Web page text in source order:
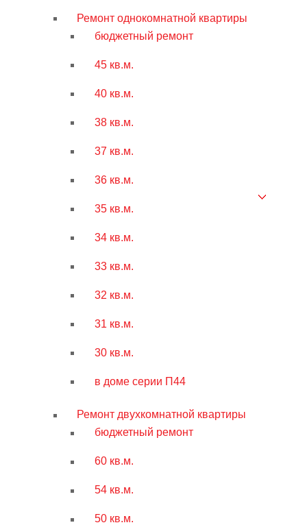
Ремонт однокомнатной квартиры
бюджетный ремонт
45 кв.м.
40 кв.м.
38 кв.м.
37 кв.м.
36 кв.м.
35 кв.м.
34 кв.м.
33 кв.м.
32 кв.м.
31 кв.м.
30 кв.м.
в доме серии П44
Ремонт двухкомнатной квартиры
бюджетный ремонт
60 кв.м.
54 кв.м.
50 кв.м.